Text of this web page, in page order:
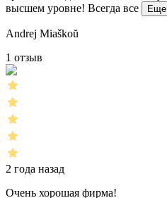
высшем уровне! Всегда все
Еще
Andrej Miaškoŭ
1 отзыв
2 года назад
Очень хорошая фирма!